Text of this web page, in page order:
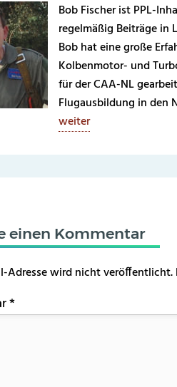
Bob Fischer ist PPL-
regelmäßig Beiträge in
Bob hat eine große
Kolbenmotor- und
für der CAA-NL
Flugausbildung in den
weiter
einen Kommentar
Adresse wird nicht veröffentlicht.
*